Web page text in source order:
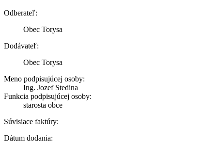
Odberateľ:
Obec Torysa
Dodávateľ:
Obec Torysa
Meno podpisujúcej osoby:
Ing. Jozef Stedina
Funkcia podpisujúcej osoby:
starosta obce
Súvisiace faktúry:
Dátum dodania: